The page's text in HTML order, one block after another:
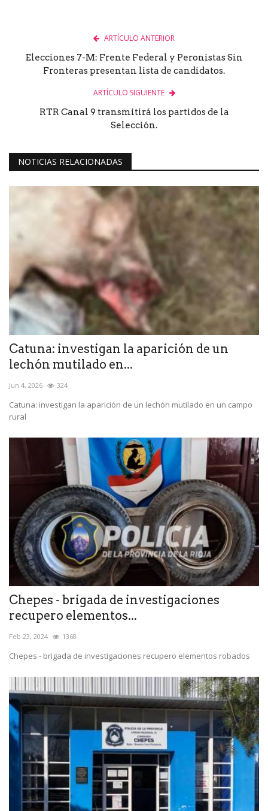
ARTÍCULO ANTERIOR
Elecciones 7-M: Frente Federal y Peronistas Sin
Fronteras presentan lista de candidatos.
ARTÍCULO SIGUIENTE
RTR Canal 9 transmitirá los partidos de la
Selección.
NOTICIAS RELACIONADAS
Catuna: investigan la aparición de un
lechón mutilado en...
Jun 4, 2026 324
Catuna: investigan la aparición de un lechón mutilado en un campo
rural
Chepes - brigada de investigaciones
recupero elementos...
Feb 23, 2024 1368
Chepes - brigada de investigaciones recupero elementos robados